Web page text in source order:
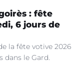
: fête
6 jours de
la fête votive 2026
dans le Gard.